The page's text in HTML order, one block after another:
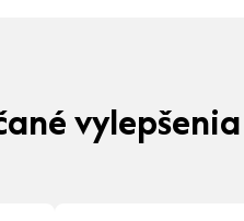
vylepšenia